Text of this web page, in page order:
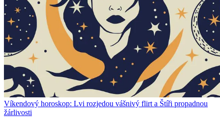
Víkendový horoskop: Lvi rozjedou vášnivý flirt a Štíři propadnou
žárlivosti